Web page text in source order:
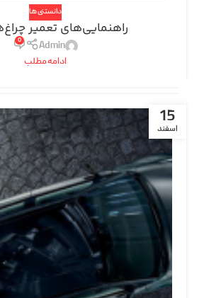
دانستنی ها
راهنمایی‌های تعمیر
Admin
0
ادامه مطلب
15
اسفند